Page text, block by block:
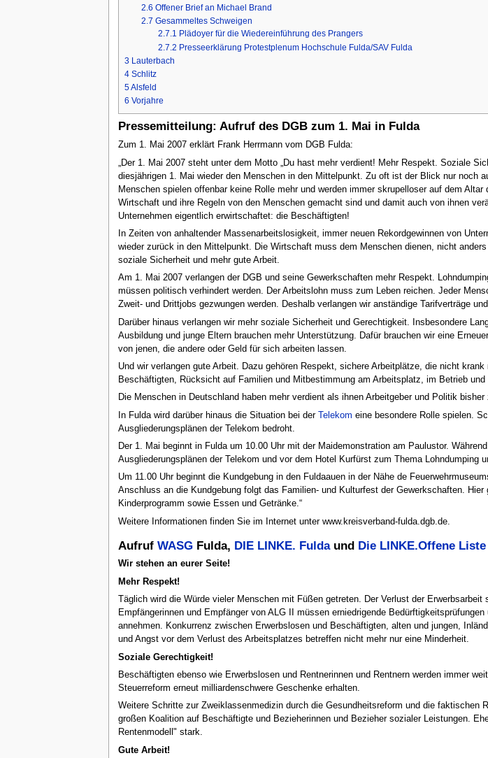
2.6 Offener Brief an Michael Brand
2.7 Gesammeltes Schweigen
2.7.1 Plädoyer für die Wiedereinführung des Prangers
2.7.2 Presseerklärung Protestplenum Hochschule Fulda/SAV Fulda
3 Lauterbach
4 Schlitz
5Alsfeld
6 Vorjahre
Pressemitteilung: Aufruf des DGB zum 1. Mai in Fulda
Zum 1. Mai 2007 erklärt Frank Herrmann vom DGB Fulda:
„Der 1. Mai 2007 steht unter dem Motto „Du hast mehr verdient! Mehr Respekt. Soziale
diesjährigen 1. Mai wieder den Menschen in den Mittelpunkt. Zu oft ist der Blick nur noch
Menschen spielen offenbar keine Rolle mehr und werden immer skrupelloser auf dem
Wirtschaft und ihre Regeln von den Menschen gemacht sind und damit auch von ihnen
Unternehmen eigentlich erwirtschaftet: die Beschäftigten!
In Zeiten von anhaltender Massenarbeitslosigkeit, immer neuen Rekordgewinnen von
wieder zurück in den Mittelpunkt. Die Wirtschaft muss dem Menschen dienen, nicht
soziale Sicherheit und mehr gute Arbeit.
Am 1. Mai 2007 verlangen der DGB und seine Gewerkschaften mehr Respekt.
müssen politisch verhindert werden. Der Arbeitslohn muss zum Leben reichen. Jeder
Zweit- und Drittjobs gezwungen werden. Deshalb verlangen wir anständige Tarifverträge
Darüber hinaus verlangen wir mehr soziale Sicherheit und Gerechtigkeit. Insbesondere
Ausbildung und junge Eltern brauchen mehr Unterstützung. Dafür brauchen wir eine
von jenen, die andere oder Geld für sich arbeiten lassen.
Und wir verlangen gute Arbeit. Dazu gehören Respekt, sichere Arbeitplätze, die nicht
Beschäftigten, Rücksicht auf Familien und Mitbestimmung am Arbeitsplatz, im Betrieb und
Die Menschen in Deutschland haben mehr verdient als ihnen Arbeitgeber und Politik
In Fulda wird darüber hinaus die Situation bei der Telekom eine besondere Rolle spielen.
Ausgliederungsplänen der Telekom bedroht.
Der 1. Mai beginnt in Fulda um 10.00 Uhr mit der Maidemonstration am Paulustor.
Ausgliederungsplänen der Telekom und vor dem Hotel Kurfürst zum Thema Lohndumping
Um 11.00 Uhr beginnt die Kundgebung in den Fuldaauen in der Nähe de
Anschluss an die Kundgebung folgt das Familien- und Kulturfest der Gewerkschaften.
Kinderprogramm sowie Essen und Getränke.“
Weitere Informationen finden Sie im Internet unter www.kreisverband-fulda.dgb.de.
Aufruf WASGFulda, DIE LINKE. Fuldaund Die LINKE.Offene Liste
Wir stehen an eurer Seite!
Mehr Respekt!
Täglich wird die Würde vieler Menschen mit Füßen getreten. Der Verlust der
Empfängerinnen und Empfänger von ALG II müssen erniedrigende
annehmen. Konkurrenz zwischen Erwerbslosen und Beschäftigten, alten und jungen,
und Angst vor dem Verlust des Arbeitsplatzes betreffen nicht mehr nur eine Minderheit.
Soziale Gerechtigkeit!
Beschäftigten ebenso wie Erwerbslosen und Rentnerinnen und Rentnern werden immer
Steuerreform erneut milliardenschwere Geschenke erhalten.
Weitere Schritte zur Zweiklassenmedizin durch die Gesundheitsreform und die faktischen
großen Koalition auf Beschäftigte und Bezieherinnen und Bezieher sozialer Leistungen.
Rentenmodell" stark.
Gute Arbeit!